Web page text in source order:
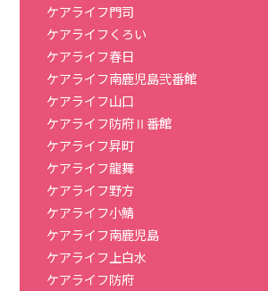
ケアライフ門司
ケアライフくろい
ケアライフ春日
ケアライフ南鹿児島弐番館
ケアライフ山口
ケアライフ防府Ⅱ番館
ケアライフ昇町
ケアライフ龍舞
ケアライフ野方
ケアライフ小鯖
ケアライフ南鹿児島
ケアライフ上白水
ケアライフ防府